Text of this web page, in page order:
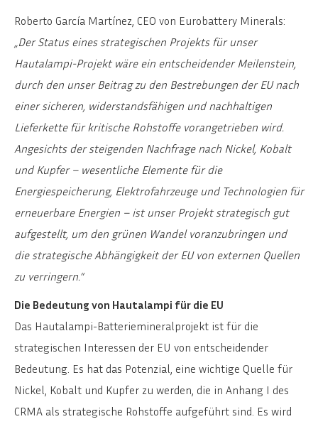
Roberto García Martínez, CEO von Eurobattery Minerals:
„Der Status eines strategischen Projekts für unser
Hautalampi-Projekt wäre ein entscheidender Meilenstein,
durch den unser Beitrag zu den Bestrebungen der EU nach
einer sicheren, widerstandsfähigen und nachhaltigen
Lieferkette für kritische Rohstoffe vorangetrieben wird.
Angesichts der steigenden Nachfrage nach Nickel, Kobalt
und Kupfer – wesentliche Elemente für die
Energiespeicherung, Elektrofahrzeuge und Technologien für
erneuerbare Energien – ist unser Projekt strategisch gut
aufgestellt, um den grünen Wandel voranzubringen und
die strategische Abhängigkeit der EU von externen Quellen
zu verringern.“
Die Bedeutung von Hautalampi für die EU
Das Hautalampi-Batteriemineralprojekt ist für die
strategischen Interessen der EU von entscheidender
Bedeutung. Es hat das Potenzial, eine wichtige Quelle für
Nickel, Kobalt und Kupfer zu werden, die in Anhang I des
CRMA als strategische Rohstoffe aufgeführt sind. Es wird